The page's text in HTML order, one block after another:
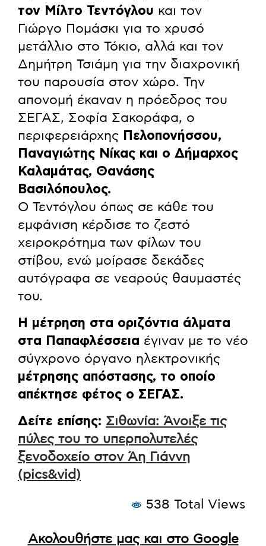
τον Μίλτο Τεντόγλου και τον
Γιώργο Πομάσκι για το χρυσό
μετάλλιο στο Τόκιο, αλλά και τον
Δημήτρη Τσιάμη για την διαχρονική
του παρουσία στον χώρο. Την
απονομή έκαναν η πρόεδρος του
ΣΕΓΑΣ, Σοφία Σακοράφα, ο
περιφερειάρχης Πελοπονήσσου,
Παναγιώτης Νίκας και ο Δήμαρχος
Καλαμάτας, Θανάσης
Βασιλόπουλος.
Ο Τεντόγλου όπως σε κάθε του
εμφάνιση κέρδισε το ζεστό
χειροκρότημα των φίλων του
στίβου, ενώ μοίρασε δεκάδες
αυτόγραφα σε νεαρούς θαυμαστές
του.
Η μέτρηση στα οριζόντια άλματα
στα Παπαφλέσσεια έγιναν με το νέο
σύγχρονο όργανο ηλεκτρονικής
μέτρησης απόστασης, το οποίο
απέκτησε φέτος ο ΣΕΓΑΣ.
Δείτε επίσης: Σιθωνία: Άνοιξε τις
πύλες του το υπερπολυτελές
ξενοδοχείο στον Άη Γιάννη
(pics&vid)
538 Total Views
Ακολουθήστε μας και στο Google